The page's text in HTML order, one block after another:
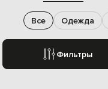
Фильтры
Все Одежда